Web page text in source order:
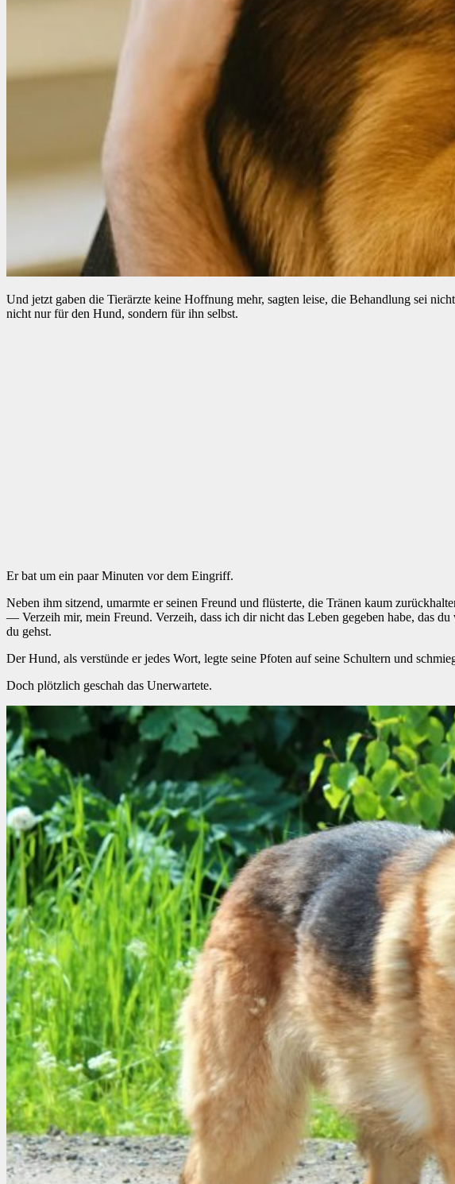
Und jetzt gaben die Tierärzte keine Hoffnung mehr, sagten leise, die Behandlung sei
nicht nur für den Hund, sondern für ihn selbst.
Er bat um ein paar Minuten vor dem Eingriff.
Neben ihm sitzend, umarmte er seinen Freund und flüsterte, die Tränen kaum
— Verzeih mir, mein Freund. Verzeih, dass ich dir nicht das Leben gegeben habe, das
du gehst.
Der Hund, als verstünde er jedes Wort, legte seine Pfoten auf seine Schultern und
Doch plötzlich geschah das Unerwartete.